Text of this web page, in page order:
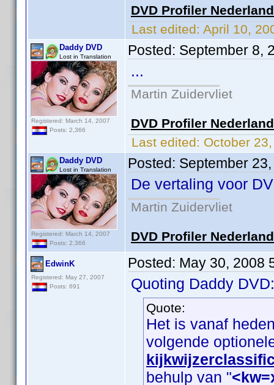
DVD Profiler
Last edited: April 10,
Daddy DVD
Lost in Translation
Registered: March 14, 2007
Posts: 2,366
Posted: September 8,
...
Martin Zuidervliet
DVD Profiler
Last edited: October
Daddy DVD
Lost in Translation
Registered: March 14, 2007
Posts: 2,366
Posted: September
De vertaling voor
Martin Zuidervliet
DVD Profiler
EdwinK
Registered: May 27, 2007
Posts: 691
Posted: May 30, 2008
Quoting Daddy DVD:
Quote:
Het is vanaf
volgende
behulp van "